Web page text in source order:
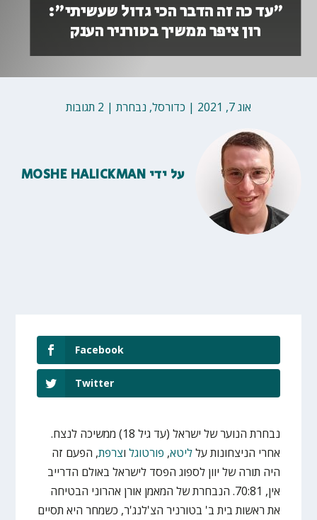
"עד כה זה הדבר הכי גדול שעשיתי":
רון ציפר ממשיך בטורניר הענק
אוג 7, 2021 | כדורסל, נבחרת | 2 תגובות
על ידי MOSHE HALICKMAN
Facebook
Twitter
נבחרת הנוער של ישראל (עד גיל 18) ממשיכה לנצח.
אחרי הניצחונות עלליטא, פורטוגל וצרפת, הפעם זה
היה תורה של יוון לספוג הפסד לישראל באולם הדרייב
אין, 70:81. הנבחרת של המאמן אורן אהרוני הבטיחה
את ראשות בית ב' בטורניר הצ'לנג'ר, כשמחר היא תסיים